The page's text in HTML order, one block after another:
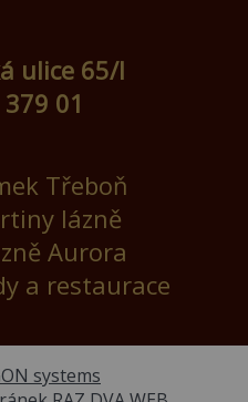
ulice 65/I
01
Třeboň
lázně
Aurora
a restaurace
systems